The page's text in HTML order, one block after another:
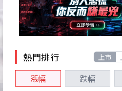
熱門排行 上市
漲幅 跌幅